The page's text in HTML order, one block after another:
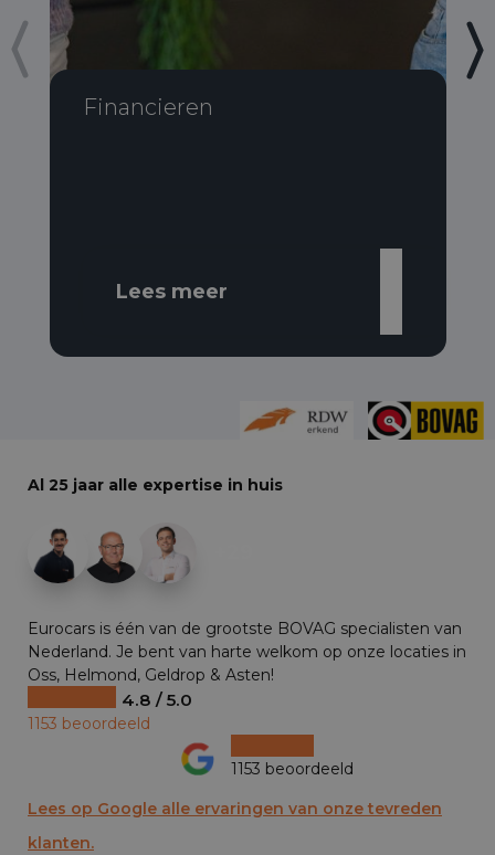
Financieren
Lees meer
Al 25 jaar alle expertise in huis
Eurocars is één van de grootste BOVAG specialisten van
Nederland. Je bent van harte welkom op onze locaties in
Oss, Helmond, Geldrop & Asten!
4.8 / 5.0
1153 beoordeeld
1153 beoordeeld
Lees op Google alle ervaringen van onze tevreden
klanten.